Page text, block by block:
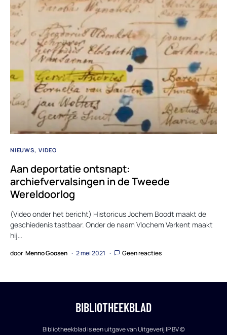
NIEUWS VIDEO
Aan deportatie ontsnapt:
archiefvervalsingen in de Tweede
Wereldoorlog
(Video onder het bericht) Historicus Jochem Boodt maakt de
geschiedenis tastbaar. Onder de naam Vlochem Verkent maakt
hij…
door Menno Goosen 2 mei 2021 Geen reacties
BIBLIOTHEEKBLAD
Bibliotheekblad is een uitgave van Uitgeverij IP BV ©